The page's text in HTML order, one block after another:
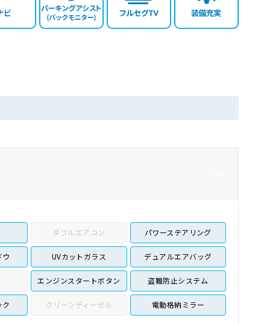
ダブルエアコン パワーステアリング
ウ UVカットガラス デュアルエアバッグ
エンジンスタートボタン 盗難防止システム
ク クリーンディーゼル 電動格納ミラー